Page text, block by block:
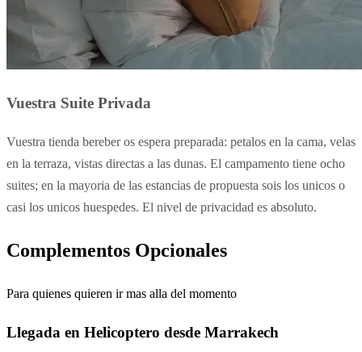
Vuestra Suite Privada
Vuestra tienda bereber os espera preparada: petalos en la cama, velas
en la terraza, vistas directas a las dunas. El campamento tiene ocho
suites; en la mayoria de las estancias de propuesta sois los unicos o
casi los unicos huespedes. El nivel de privacidad es absoluto.
Complementos Opcionales
Para quienes quieren ir mas alla del momento
Llegada en Helicoptero desde Marrakech